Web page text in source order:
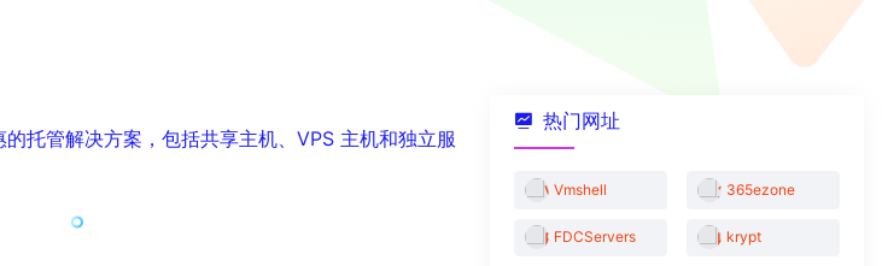
托管解决方案，包括共享主机、VPS 主机和独立服
热门网址
Vmshell 365ezone
FDCServers krypt